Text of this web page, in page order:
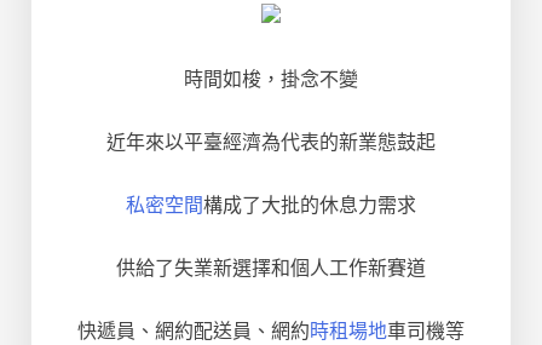
時間如梭，掛念不變
近年來以平臺經濟為代表的新業態鼓起
私密空間構成了大批的休息力需求
供給了失業新選擇和個人工作新賽道
快遞員、網約配送員、網約時租場地車司機等